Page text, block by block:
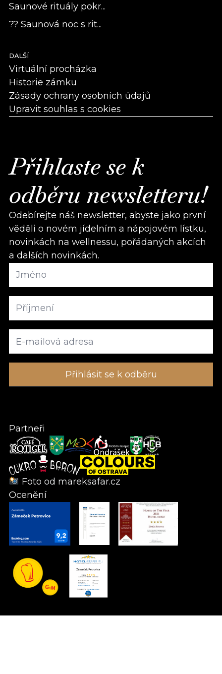
Saunové rituály pokr...
?? Saunová noc s rit...
DALŠÍ
Virtuální procházka
Historie zámku
Zásady ochrany osobních údajů
Upravit souhlas s cookies
Přihlaste se k
odběru newsletteru!
Odebírejte náš newsletter, abyste jako první
věděli o novém jídelním a nápojovém lístku,
novinkách na wellnessu, pořádaných akcích
a dalších novinkách.
Partneři
Foto od mareksafar.cz
Ocenění